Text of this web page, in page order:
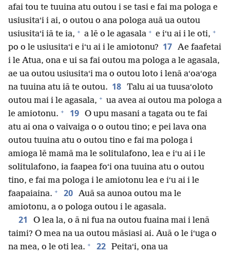
afai tou te tuuina atu outou i se tasi e fai ma pologa e
usiusitaʻi i ai, o outou o ana pologa auā ua outou
usiusitaʻi iā te ia, + a lē o le agasala + e iʻu ai i le oti, +
po o le usiusitaʻi e iʻu ai i le amiotonu? 17 Ae faafetai
i le Atua, ona e ui sa fai outou ma pologa a le agasala,
ae ua outou usiusitaʻi ma o outou loto i lenā aʻoaʻoga
na tuuina atu iā te outou. 18 Talu ai ua tuusaʻoloto
outou mai i le agasala, + ua avea ai outou ma pologa a
le amiotonu. + 19 O upu masani a tagata ou te fai
atu ai ona o vaivaiga o o outou tino; e pei lava ona
outou tuuina atu o outou tino e fai ma pologa i
amioga lē mamā ma le solitulafono, lea e iʻu ai i le
solitulafono, ia faapea foʻi ona tuuina atu o outou
tino, e fai ma pologa i le amiotonu lea e iʻu ai i le
faapaiaina. + 20 Auā sa aunoa outou ma le
amiotonu, a o pologa outou i le agasala.
21
O lea la, o ā ni fua na outou fuaina mai i lenā
taimi? O mea na ua outou māsiasi ai. Auā o le iʻuga o
na mea, o le oti lea. + 22 Peitaʻi, ona ua